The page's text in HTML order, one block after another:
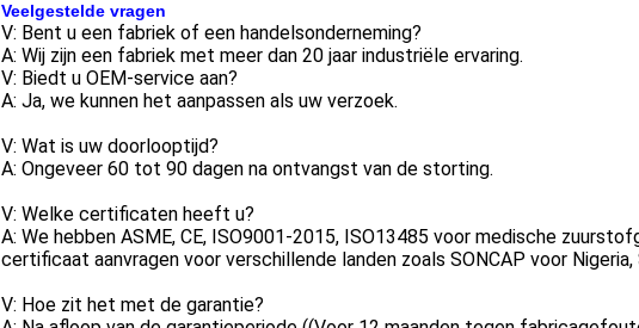
Veelgestelde vragen
V: Bent u een fabriek of een handelsonderneming?
A: Wij zijn een fabriek met meer dan 20 jaar industriële ervaring.
V: Biedt u OEM-service aan?
A: Ja, we kunnen het aanpassen als uw verzoek.
V: Wat is uw doorlooptijd?
A: Ongeveer 60 tot 90 dagen na ontvangst van de storting.
V: Welke certificaten heeft u?
A: We hebben ASME, CE, ISO9001-2015, ISO13485 voor medische
certificaat aanvragen voor verschillende landen zoals SONCAP voor Nigeria,
V: Hoe zit het met de garantie?